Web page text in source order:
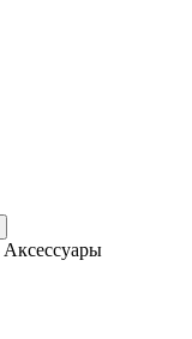
Аксессуары